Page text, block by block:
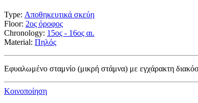
Type: Αποθηκευτικά σκεύη
Floor: 2ος όροφος
Chronology: 15ος - 16ος αι.
Material: Πηλός
Εφυαλωμένο σταμνίο (μικρή στάμνα) με εγχάρακτη
Κοινοποίηση